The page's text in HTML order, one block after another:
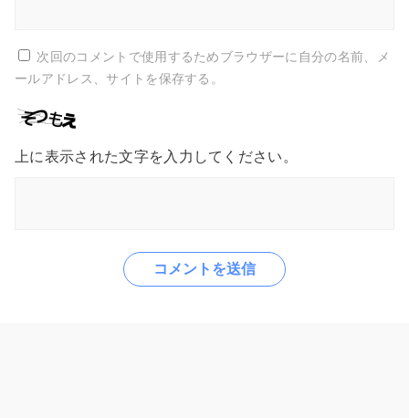
次回のコメントで使用するためブラウザーに自分の名前、メ
ールアドレス、サイトを保存する。
上に表示された文字を入力してください。